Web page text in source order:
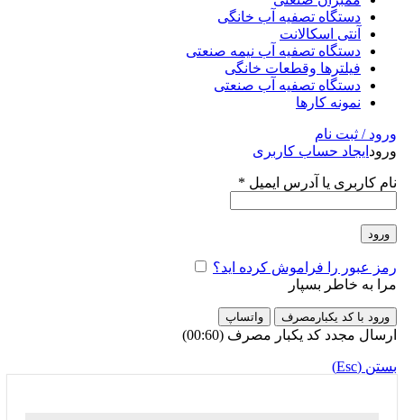
دستگاه تصفیه آب خانگی
آنتی اسکالانت
دستگاه تصفیه آب نیمه صنعتی
فیلترها وقطعات خانگی
دستگاه تصفیه آب صنعتی
نمونه کارها
ورود / ثبت نام
ورود ایجاد حساب کاربری
نام کاربری یا آدرس ایمیل *
ورود
رمز عبور را فراموش کرده اید؟
مرا به خاطر بسپار
ورود با کد یکبارمصرف واتساپ
ارسال مجدد کد یکبار مصرف (00:
60
)
بستن (Esc)